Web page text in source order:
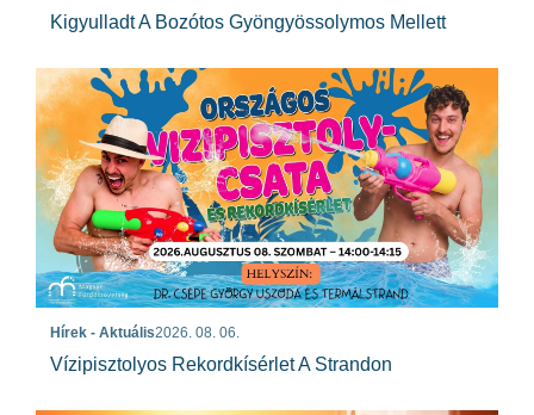
Kigyulladt A Bozótos Gyöngyössolymos Mellett
Hírek - Aktuális2026. 08. 06.
Vízipisztolyos Rekordkísérlet A Strandon